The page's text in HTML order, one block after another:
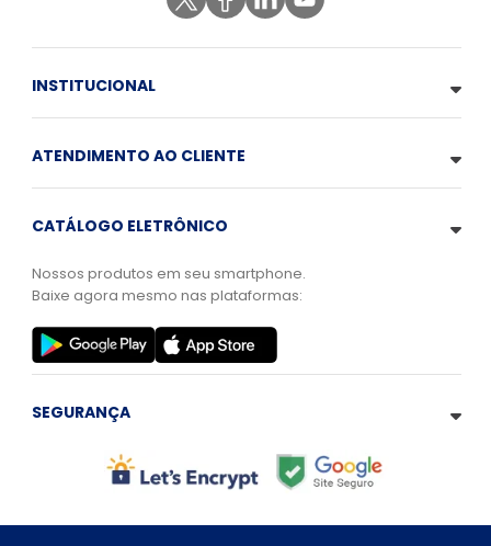
INSTITUCIONAL
ATENDIMENTO AO CLIENTE
CATÁLOGO ELETRÔNICO
Nossos produtos em seu smartphone.
Baixe agora mesmo nas plataformas:
SEGURANÇA